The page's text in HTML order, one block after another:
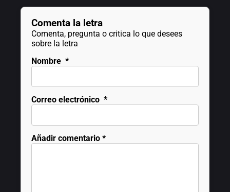
Comenta la letra
Comenta, pregunta o critica lo que desees
sobre la letra
Nombre *
Correo electrónico *
Añadir comentario *